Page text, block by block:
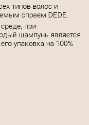
типов волос и
спреем DEDE.
при
шампунь является
упаковка на 100%